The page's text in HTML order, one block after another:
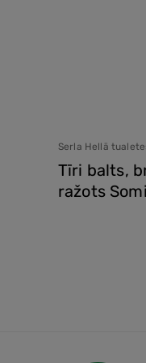
Serla Hellä
Tīri balts,
ražots